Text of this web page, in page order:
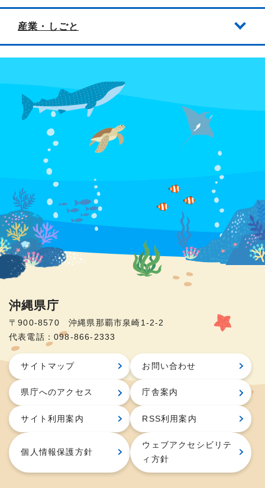
産業・しごと
沖縄県庁
〒900-8570 沖縄県那覇市泉崎1-2-2
代表電話：098-866-2333
サイトマップ お問い合わせ
県庁へのアクセス 庁舎案内
サイト利用案内 RSS利用案内
個人情報保護方針
ウェブアクセシビリテ
ィ方針